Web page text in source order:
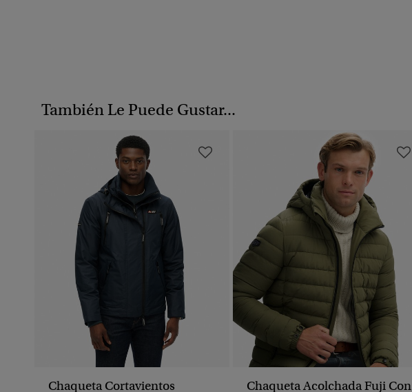
También Le Puede Gustar...
Chaqueta Cortavientos
Chaqueta Acolchada Fuji Con